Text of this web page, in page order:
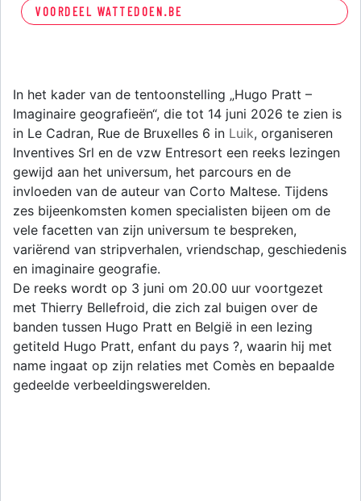
VOORDEEL WATTEDOEN.BE
In het kader van de tentoonstelling „Hugo Pratt –
Imaginaire geografieën“, die tot 14 juni 2026 te zien is
in Le Cadran, Rue de Bruxelles 6 in Luik, organiseren
Inventives Srl en de vzw Entresort een reeks lezingen
gewijd aan het universum, het parcours en de
invloeden van de auteur van Corto Maltese. Tijdens
zes bijeenkomsten komen specialisten bijeen om de
vele facetten van zijn universum te bespreken,
variërend van stripverhalen, vriendschap, geschiedenis
en imaginaire geografie.
De reeks wordt op 3 juni om 20.00 uur voortgezet
met Thierry Bellefroid, die zich zal buigen over de
banden tussen Hugo Pratt en België in een lezing
getiteld Hugo Pratt, enfant du pays ?, waarin hij met
name ingaat op zijn relaties met Comès en bepaalde
gedeelde verbeeldingswerelden.